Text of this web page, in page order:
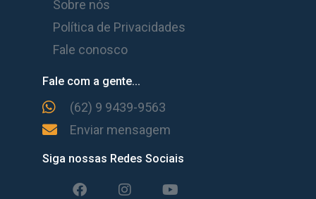
Sobre nós
Política de Privacidades
Fale conosco
Fale com a gente...
(62) 9 9439-9563
Enviar mensagem
Siga nossas Redes Sociais